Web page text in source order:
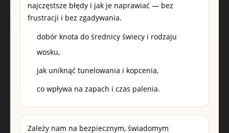
najczęstsze błędy i jak je naprawiać — bez
frustracji i bez zgadywania.
dobór knota do średnicy świecy i rodzaju
wosku,
jak uniknąć tunelowania i kopcenia,
co wpływa na zapach i czas palenia.
Zależy nam na bezpiecznym, świadomym